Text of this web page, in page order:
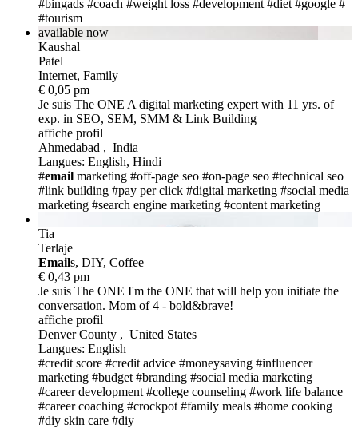
#bingads #coach #weight loss #development #diet #google #
#tourism
available now
Kaushal
Patel
Internet, Family
€ 0,05 pm
Je suis The ONE A digital marketing expert with 11 yrs. of
exp. in SEO, SEM, SMM & Link Building
affiche profil
Ahmedabad , India
Langues: English, Hindi
#email marketing #off-page seo #on-page seo #technical seo
#link building #pay per click #digital marketing #social media
marketing #search engine marketing #content marketing
Tia
Terlaje
Emails, DIY, Coffee
€ 0,43 pm
Je suis The ONE I'm the ONE that will help you initiate the
conversation. Mom of 4 - bold&brave!
affiche profil
Denver County , United States
Langues: English
#credit score #credit advice #moneysaving #influencer
marketing #budget #branding #social media marketing
#career development #college counseling #work life balance
#career coaching #crockpot #family meals #home cooking
#diy skin care #diy